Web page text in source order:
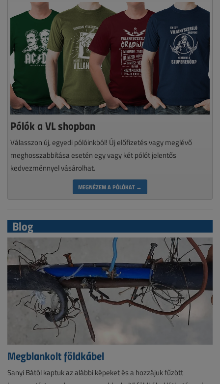
Pólók a VL shopban
Válasszon új, egyedi pólóinkból! Új előfizetés vagy meglévő
meghosszabbítása esetén egy vagy két pólót jelentős
kedvezménnyel vásárolhat.
MEGNÉZEM A PÓLÓKAT →
Blog
Megblankolt földkábel
Sanyi Bától kaptuk az alábbi képeket és a hozzájuk fűzött